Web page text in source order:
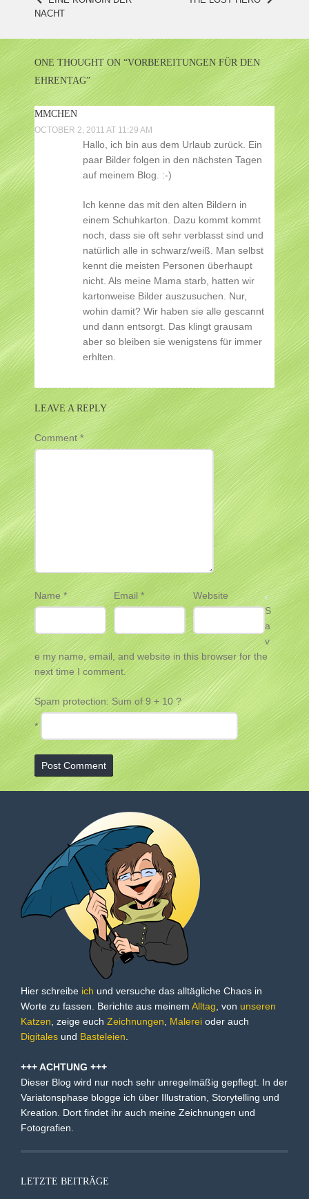
е
р
г
и
POST
NAVIGATION
NACHT
ONE THOUGHT ON “VORBEREITUNGEN FÜR DEN
EHRENTAG”
MMCHEN
OCTOBER 2, 2011 AT 11:29 AM
Hallo, ich bin aus dem Urlaub zurück. Ein
paar Bilder folgen in den nächsten Tagen
auf meinem Blog. :-)
Ich kenne das mit den alten Bildern in
einem Schuhkarton. Dazu kommt kommt
noch, dass sie oft sehr verblasst sind und
natürlich alle in schwarz/weiß. Man selbst
kennt die meisten Personen überhaupt
nicht. Als meine Mama starb, hatten wir
kartonweise Bilder auszusuchen. Nur,
wohin damit? Wir haben sie alle gescannt
und dann entsorgt. Das klingt grausam
aber so bleiben sie wenigstens für immer
erhlten.
LEAVE A REPLY
Comment*
Name* Email *
Website
S
a
v
e my name, email, and website in this browser for the
next time I comment.
Spam protection: Sum of 9 + 10 ?
*
Hier schreibe ich und versuche das alltägliche Chaos in
Worte zu fassen. Berichte aus meinem Alltag , von unseren
Katzen , zeige euch Zeichnungen Malerei oder auch
Digitales und Basteleien
+++ ACHTUNG +++
Dieser Blog wird nur noch sehr unregelmäßig gepflegt. In der
Variatonsphase blogge ich über Illustration, Storytelling und
Kreation. Dort findet ihr auch meine Zeichnungen und
Fotografien.
LETZTE BEITRÄGE